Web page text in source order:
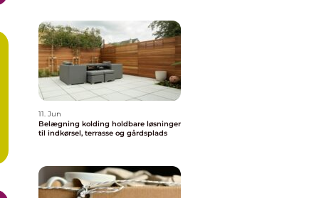
11. Jun
Belægning kolding holdbare løsninger
til indkørsel, terrasse og gårdsplads